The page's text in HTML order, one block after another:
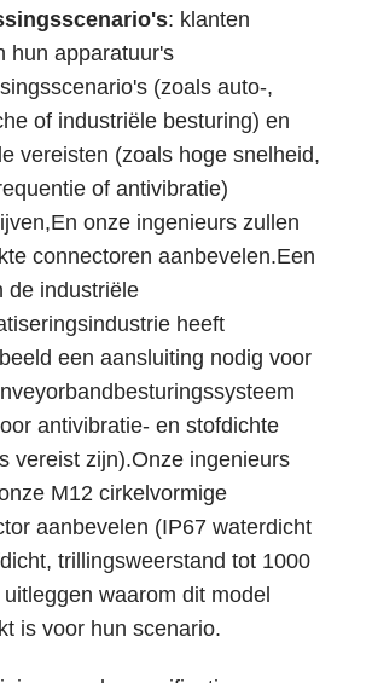
: klanten
hun apparatuur's
(zoals auto-,
of industriële besturing) en
vereisten (zoals hoge snelheid,
of antivibratie)
onze ingenieurs zullen
connectoren aanbevelen.Een
de industriële
heeft
een aansluiting nodig voor
antivibratie- en stofdichte
vereist zijn).Onze ingenieurs
M12 cirkelvormige
aanbevelen (IP67 waterdicht
trillingsweerstand tot 1000
waarom dit model
is voor hun scenario.